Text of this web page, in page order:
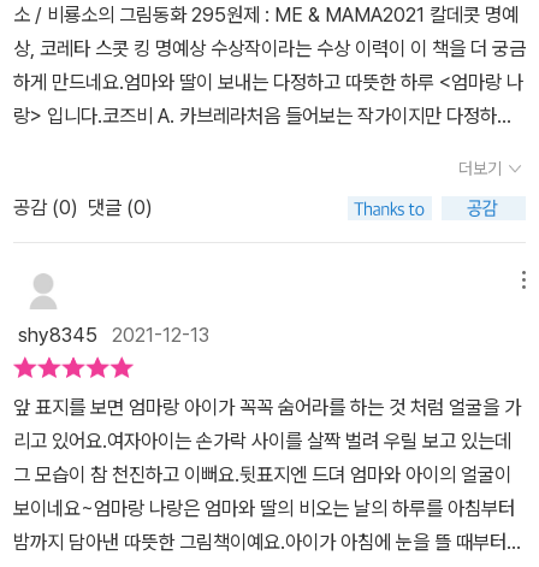
저희 아이 보는 것 같아서 절로 미소가 지어졌습니다. ^^ 어떤 것들은
그냥 떠나지 않아요. 왜일까요? 이 부분에서는 어떤 걸 보고 저런 말
을 했을까. 곰곰이 생각해 보기도 하고. 상점을 사람들이 가득 찬 상자
니다. 저희 아이도 상점보다는 나무 보고, 풀 보고, 벌레 보고... 이런
걸 더 좋아하더라고요.엄마는 우리에게 그림책을 읽어줘요.난 엄마에
게 그림책을 읽어주고요.난 모든 이야기를 '때로는'이라는 말로 시작
해요.엄마가 웃어요. 고개를 뒤로 젖히고 하얀 이를 반짝이면서요.나
도 따라 웃어요.이제 잠자리 독서 시간. 엄마와 아이가 서로 그림책을
읽어줍니다. 아들은 곁에서 신나게 그림자놀이를 하고 있네요.ㅋ 엄
마와 딸이 서로 도란도란 이야기를 나누며, 때로는 웃으면서 함께 그
림책을 읽는 모습. 생각만 해도 행복이 가득찹니다. 엄마와의 어느 날
과 다를 바 없는, 따뜻한 하루가 끝나가는 것 같아요.마지막 면지. 여
기에도 엄마와 딸의 물건들이 있고, 유일하게 엄마와 아이의 물건이
아닌, 둥지에 알이 들어 있는 그림이 있어요. 아까 아이가 말했던 '어
떤 것들은 그냥 떠나지 않아요. 왜일까요?' 이 질문에 대한 답이 이건
아이에겐 엄마와 함께하는 모든 날들이 특별해요.엄마와 함께 비
를 맞고,엄마와 함께 자연을 노래하고,엄마와 초록 벨벳 이끼를 발견
하고,엄마의 목소리로 그림책을 듣고,엄마의 밝은 미소로 가득 찬 하
루.아마도 오늘 하루가 아이에게는 세상에서 가장 행복하고 멋진 하
루였을 거예요. 아이에게 누구보다 특별한 하루를 선물해 주고 싶나
요?아이에게 남들보다 많은 것을 해주지 못해 미안한가요?자신이 다
다.아이에게 당신은 존재만으로도 빛나는 우주입니다.함께 있어주
는 것만으로도 크나큰 선물이랍니다. 아마도 아이와 이 책을 함께 읽
다 보면,아이와 많은 추억들을 함께 이야기하게 될 거예요."우리도 이
런 때가 있었는데, 그치?""우리도 이런 물건들이 있는데, 그치?""우
리도 이런 행복을 느꼈는데, 그치?" 일상에서 아이와 함께하는 모
든 소중한 순간을미안함으로 지우지 말고, 걱정으로 가리지 말고,행
복과 사랑으로 가득 채워가시길... 많은 엄마와 아이들을 위해 소망
해 봅니다. 🌿위 리뷰는 도서를 제공받아 읽고, 솔직하게 작성하였
소 / 비룡소의 그림동화 295원제 : ME & MAMA2021 칼데콧 명예
상, 코레타 스콧 킹 명예상 수상작이라는 수상 이력이 이 책을 더 궁금
하게 만드네요.엄마와 딸이 보내는 다정하고 따뜻한 하루 <엄마랑 나
랑> 입니다.코즈비 A. 카브레라처음 들어보는 작가이지만 다정하고
ekaboo ! 아이와 함게 까꿍 놀이 하는 모습.책표지와 뒷표지가 까꿍
으로 이어지는그림입니다! 면지부터 이야기가 풍성해요!엄마 구두,
내 구두엄마 잠옷, 내 잠옷엄마 수저, 내 수저엄마 자전거, 내 자전거
그림 하나씩 우리 딸 이름 넣어서 읽어 줬더니벌써부터 꺄르르 꺄르
르 좋아합니다.같은 듯 다른 엄마와 딸이 공유하는 예쁜 소품들이네
요.잘 잤니, 우리 딸?첫 문장을 읽자 마자 우리 딸 눈이 똥그래져요!엄
마가 매일 아침 하는 말이거든요~!눈을 뜨자마자 엄마 곁으로 다가가
는 주인공 소녀!유리창에 코를 바짝 대고 구름을 만들어요.아침부터
비가 오네요~ 이건 엄마 컵,이건 내 컵이에요.엄마 컵은 조심조심내
컵에서는 달그락 소리가 나요.쟁그랑 쟁그랑 쟁그랑~달그락 달그락.
엄마와 모든 것을 함께 하고 싶어하는 사랑스런 딸.비오는 날 엄마와
함께 우산을 들고장화를 신고 밖에 나갔어요.빨간 장화에 빨간 옷을
더보기
공감 (0) 댓글 (0)
shy8345 2021-12-13
앞 표지를 보면 엄마랑 아이가 꼭꼭 숨어라를 하는 것 처럼 얼굴을 가
리고 있어요.여자아이는 손가락 사이를 살짝 벌려 우릴 보고 있는데
그 모습이 참 천진하고 이뻐요.​뒷표지엔 드뎌 엄마와 아이의 얼굴이
보이네요~​엄마랑 나랑은 엄마와 딸의 비오는 날의 하루를 아침부터
밤까지 담아낸 따뜻한 그림책이예요.​아이가 아침에 눈을 뜰 때부터